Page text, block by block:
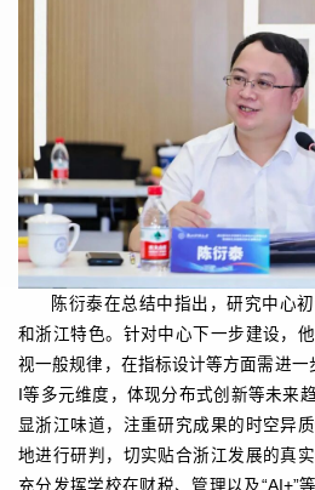
陈衍泰在总结中指出，研究中心
和浙江特色。针对中心下一步建设，
视一般规律，在指标设计等方面需进
I等多元维度，体现分布式创新等未来
显浙江味道，注重研究成果的时空异
地进行研判，切实贴合浙江发展的真
充分发挥学校在财税、管理以及“AI+”